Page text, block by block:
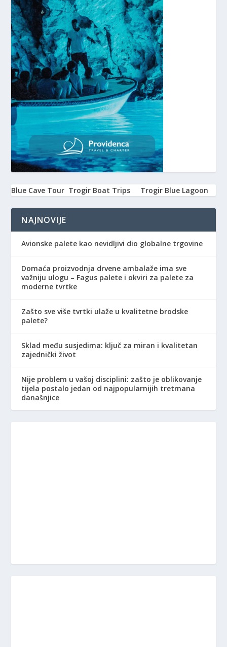
Blue Cave Tour Trogir Boat Trips Trogir Blue Lagoon
NAJNOVIJE
Avionske palete kao nevidljivi dio globalne trgovine
Domaća proizvodnja drvene ambalaže ima sve
važniju ulogu – Fagus palete i okviri za palete za
moderne tvrtke
Zašto sve više tvrtki ulaže u kvalitetne brodske
palete?
Sklad među susjedima: ključ za miran i kvalitetan
zajednički život
Nije problem u vašoj disciplini: zašto je oblikovanje
tijela postalo jedan od najpopularnijih tretmana
današnjice